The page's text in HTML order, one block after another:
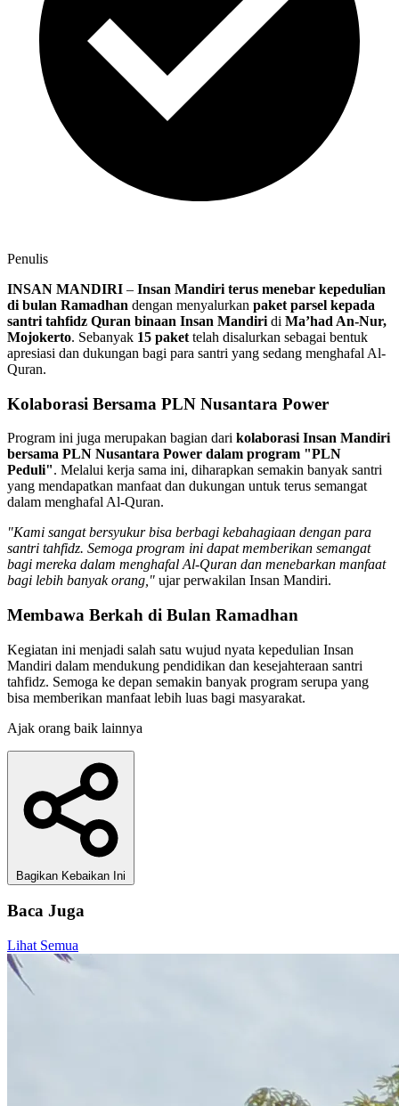
Penulis
INSAN MANDIRI – Insan Mandiri terus menebar kepedulian
di bulan Ramadhan dengan menyalurkan paket parsel kepada
santri tahfidz Quran binaan Insan Mandiri di Ma’had An-Nur,
Mojokerto. Sebanyak 15 paket telah disalurkan sebagai bentuk
apresiasi dan dukungan bagi para santri yang sedang menghafal Al-
Quran.
Kolaborasi Bersama PLN Nusantara Power
Program ini juga merupakan bagian dari kolaborasi Insan Mandiri
bersama PLN Nusantara Power dalam program "PLN
Peduli". Melalui kerja sama ini, diharapkan semakin banyak santri
yang mendapatkan manfaat dan dukungan untuk terus semangat
dalam menghafal Al-Quran.
"Kami sangat bersyukur bisa berbagi kebahagiaan dengan para
santri tahfidz. Semoga program ini dapat memberikan semangat
bagi mereka dalam menghafal Al-Quran dan menebarkan manfaat
bagi lebih banyak orang," ujar perwakilan Insan Mandiri.
Membawa Berkah di Bulan Ramadhan
Kegiatan ini menjadi salah satu wujud nyata kepedulian Insan
Mandiri dalam mendukung pendidikan dan kesejahteraan santri
tahfidz. Semoga ke depan semakin banyak program serupa yang
bisa memberikan manfaat lebih luas bagi masyarakat.
Ajak orang baik lainnya
Bagikan Kebaikan Ini
Baca Juga
Lihat Semua